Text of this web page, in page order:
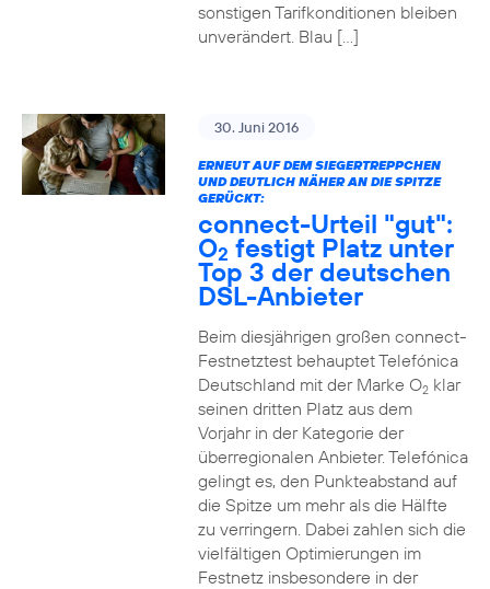
sonstigen Tarifkonditionen bleiben
unverändert. Blau […]
30. Juni 2016
ERNEUT AUF DEM SIEGERTREPPCHEN
UND DEUTLICH NÄHER AN DIE SPITZE
GERÜCKT:
connect-Urteil "gut":
O2 festigt Platz unter
Top 3 der deutschen
DSL-Anbieter
Beim diesjährigen großen connect-
Festnetztest behauptet Telefónica
Deutschland mit der Marke O2klar
seinen dritten Platz aus dem
Vorjahr in der Kategorie der
überregionalen Anbieter. Telefónica
gelingt es, den Punkteabstand auf
die Spitze um mehr als die Hälfte
zu verringern. Dabei zahlen sich die
vielfältigen Optimierungen im
Festnetz insbesondere in der